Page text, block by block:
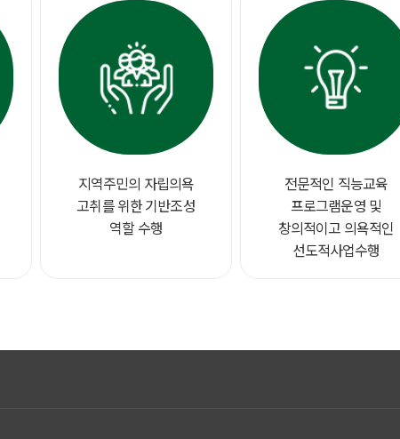
지역주민의 자립의욕
고취를 위한 기반조성
역할 수행
전문적인 직능교육
프로그램운영 및
창의적이고 의욕적인
선도적사업수행